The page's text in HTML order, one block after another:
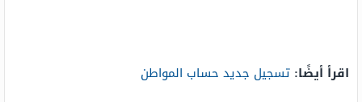
اقرأ أيضًا: تسجيل جديد حساب المواطن